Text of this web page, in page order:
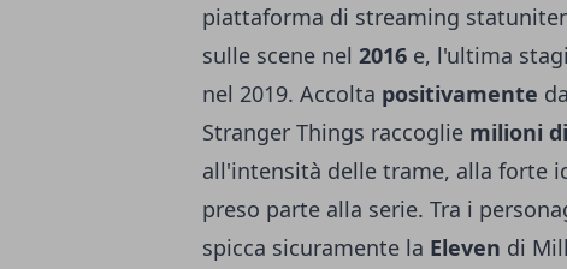
piattaforma di streaming
sulle scene nel 2016 e, l'ultima
nel 2019. Accolta positivamente
Stranger Things raccoglie milioni
all'intensità delle trame, alla forte
preso parte alla serie. Tra i
spicca sicuramente la Eleven di